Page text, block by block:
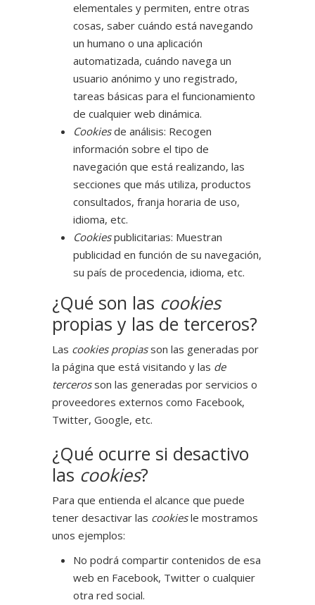
elementales y permiten, entre otras
cosas, saber cuándo está navegando
un humano o una aplicación
automatizada, cuándo navega un
usuario anónimo y uno registrado,
tareas básicas para el funcionamiento
de cualquier web dinámica.
Cookiesde análisis: Recogen
información sobre el tipo de
navegación que está realizando, las
secciones que más utiliza, productos
consultados, franja horaria de uso,
idioma, etc.
Cookiespublicitarias: Muestran
publicidad en función de su navegación,
su país de procedencia, idioma, etc.
¿Qué son las cookies
propias y las de terceros?
Las cookies propiasson las generadas por
la página que está visitando y las de
tercerosson las generadas por servicios o
proveedores externos como Facebook,
Twitter, Google, etc.
¿Qué ocurre si desactivo
las cookies?
Para que entienda el alcance que puede
tener desactivar las cookiesle mostramos
unos ejemplos:
No podrá compartir contenidos de esa
web en Facebook, Twitter o cualquier
otra red social.